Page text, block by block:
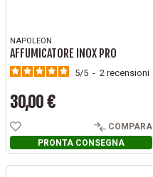
NAPOLEON
AFFUMICATORE INOX PRO
5/5 - 2 recensioni
Prezzo
30,00 €
COMPARA
PRONTA CONSEGNA